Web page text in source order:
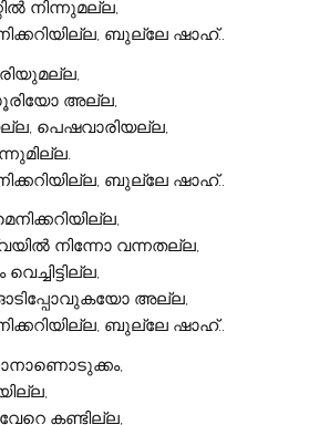
നിന്നുമല്ല,
ബുല്ലേ ഷാഹ്..
അല്ല,
പെഷവാരിയല്ല,
ബുല്ലേ ഷാഹ്..
നിന്നോ വന്നതല്ല,
ഓടിപ്പോവുകയോ അല്ല,
ബുല്ലേ ഷാഹ്..
കണ്ടില്ല,